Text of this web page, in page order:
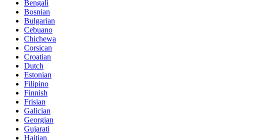
Bengali
Bosnian
Bulgarian
Cebuano
Chichewa
Corsican
Croatian
Dutch
Estonian
Filipino
Finnish
Frisian
Galician
Georgian
Gujarati
Haitian